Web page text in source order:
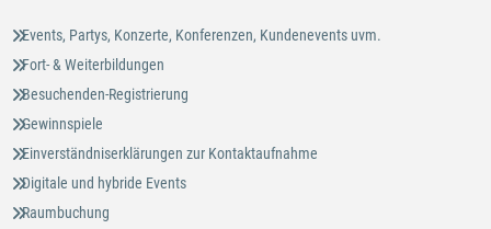
Events, Partys, Konzerte, Konferenzen, Kundenevents uvm.
Fort- & Weiterbildungen
Besuchenden-Registrierung
Gewinnspiele
Einverständniserklärungen zur Kontaktaufnahme
Digitale und hybride Events
Raumbuchung